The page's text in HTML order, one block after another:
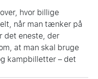
hvor billige
når man tænker på
det eneste, der
at man skal bruge
kampbilletter – det